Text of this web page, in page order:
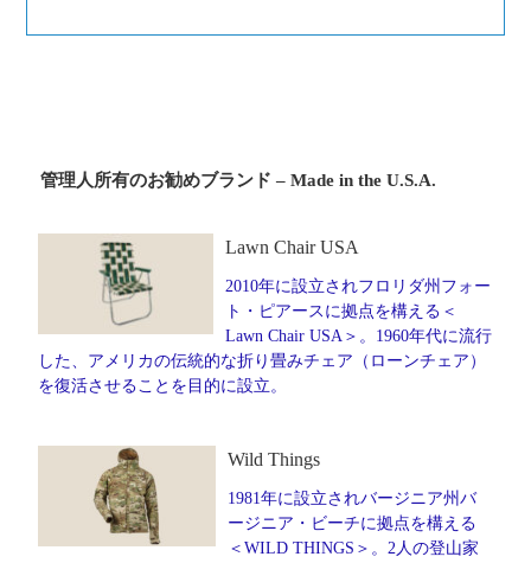
管理人所有のお勧めブランド – Made in the U.S.A.
Lawn Chair USA
2010年に設立されフロリダ州フォー
ト・ピアースに拠点を構える＜
Lawn Chair USA＞。1960年代に流行
した、アメリカの伝統的な折り畳みチェア（ローンチェア）
を復活させることを目的に設立。
Wild Things
1981年に設立されバージニア州バ
ージニア・ビーチに拠点を構える
＜WILD THINGS＞。2人の登山家